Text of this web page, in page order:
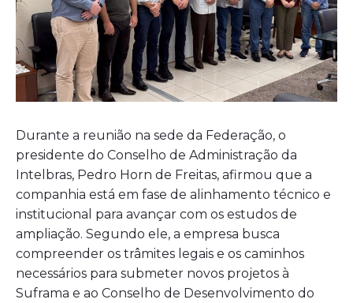
Durante a reunião na sede da Federação, o
presidente do Conselho de Administração da
Intelbras, Pedro Horn de Freitas, afirmou que a
companhia está em fase de alinhamento técnico e
institucional para avançar com os estudos de
ampliação. Segundo ele, a empresa busca
compreender os trâmites legais e os caminhos
necessários para submeter novos projetos à
Suframa e ao Conselho de Desenvolvimento do